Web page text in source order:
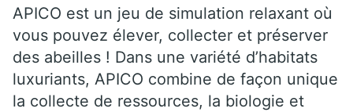
APICO est un jeu de simulation relaxant où
vous pouvez élever, collecter et préserver
des abeilles ! Dans une variété d’habitats
luxuriants, APICO combine de façon unique
la collecte de ressources, la biologie et